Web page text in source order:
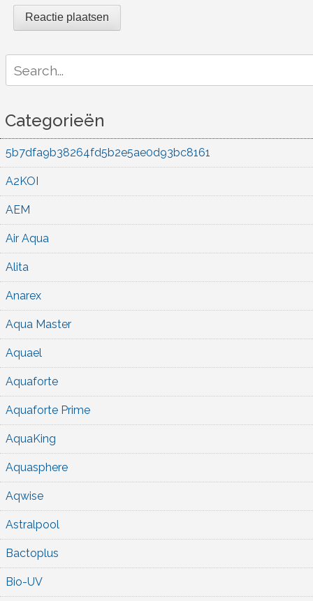
for:
Categorieën
5b7dfa9b38264fd5b2e5ae0d93bc8161
A2KOI
AEM
Air Aqua
Alita
Anarex
Aqua Master
Aquael
Aquaforte
Aquaforte Prime
AquaKing
Aquasphere
Aqwise
Astralpool
Bactoplus
Bio-UV